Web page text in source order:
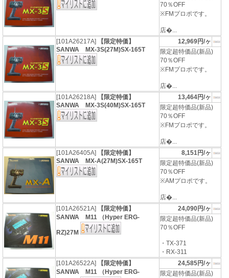
70％OFF
※FMプロポです。
店�...
[101A26217A]
【限定特価】
SANWA MX-3S(27M)SX-165T
12,969円/ヶ
限定超特価品(新品)
70％OFF
※FMプロポです。
店�...
[101A26218A]
【限定特価】
SANWA MX-3S(40M)SX-165T
13,464円/ヶ
限定超特価品(新品)
70％OFF
※FMプロポです。
店�...
[101A26405A]
【限定特価】
SANWA MX-A(27M)SX-165T
8,151円/ヶ
限定超特価品(新品)
70％OFF
※AMプロポです。
店�...
[101A26521A]
【限定特価】
SANWA M11 （Hyper ERG-
RZ)27M
24,090円/ヶ
限定超特価品(新品)
70％OFF
・TX-371
・RX-311
[101A26522A]
【限定特価】
SANWA M11 （Hyper ERG-
24,585円/ヶ
限定超特価品(新品)